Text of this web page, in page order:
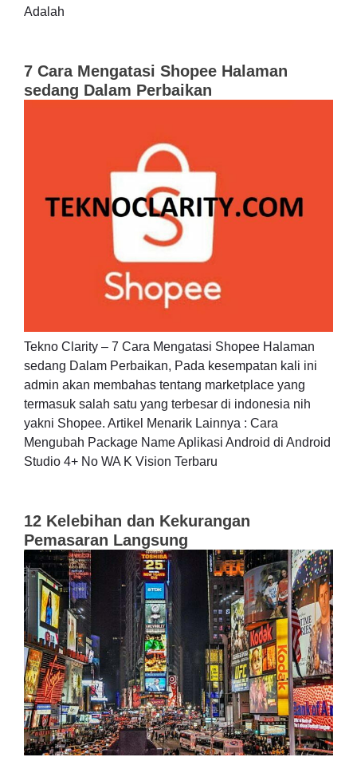
Adalah
7 Cara Mengatasi Shopee Halaman
sedang Dalam Perbaikan
Tekno Clarity – 7 Cara Mengatasi Shopee Halaman
sedang Dalam Perbaikan, Pada kesempatan kali ini
admin akan membahas tentang marketplace yang
termasuk salah satu yang terbesar di indonesia nih
yakni Shopee. Artikel Menarik Lainnya : Cara
Mengubah Package Name Aplikasi Android di Android
Studio 4+ No WA K Vision Terbaru
12 Kelebihan dan Kekurangan
Pemasaran Langsung